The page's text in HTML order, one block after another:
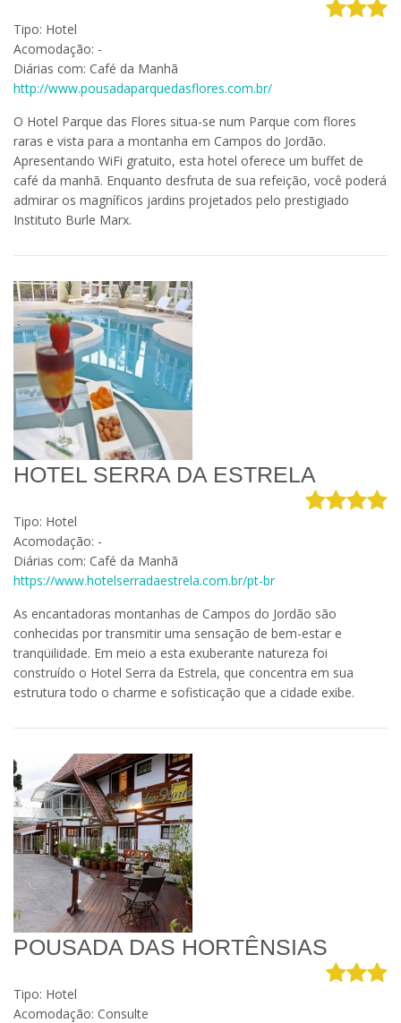
Tipo: Hotel
Acomodação: -
Diárias com: Café da Manhã
http://www.pousadaparquedasflores.com.br/
O Hotel Parque das Flores situa-se num Parque com flores
raras e vista para a montanha em Campos do Jordão.
Apresentando WiFi gratuito, esta hotel oferece um buffet de
café da manhã. Enquanto desfruta de sua refeição, você poderá
admirar os magníficos jardins projetados pelo prestigiado
Instituto Burle Marx.
HOTEL SERRA DA ESTRELA
Tipo: Hotel
Acomodação: -
Diárias com: Café da Manhã
https://www.hotelserradaestrela.com.br/pt-br
As encantadoras montanhas de Campos do Jordão são
conhecidas por transmitir uma sensação de bem-estar e
tranqüilidade. Em meio a esta exuberante natureza foi
construído o Hotel Serra da Estrela, que concentra em sua
estrutura todo o charme e sofisticação que a cidade exibe.
POUSADA DAS HORTÊNSIAS
Tipo: Hotel
Acomodação: Consulte